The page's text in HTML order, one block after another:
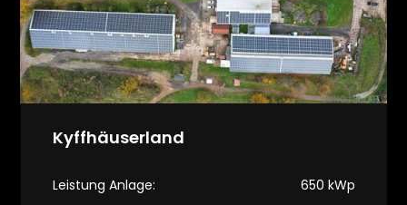
Kyffhäuserland
Leistung Anlage: 650 kWp